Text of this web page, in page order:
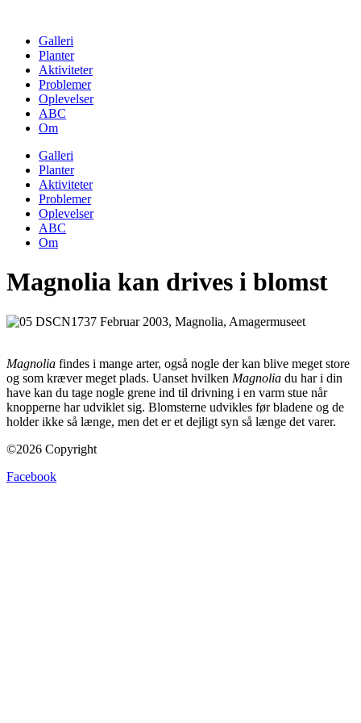
contentGalleri
Planter
Aktiviteter
Problemer
Oplevelser
ABC
Om
Galleri
Planter
Aktiviteter
Problemer
Oplevelser
ABC
Om
Magnolia kan drives i blomst
Magnolia findes i mange arter, også nogle der kan blive meget store
og som kræver meget plads. Uanset hvilken Magnolia du har i din
have kan du tage nogle grene ind til drivning i en varm stue når
knopperne har udviklet sig. Blomsterne udvikles før bladene og de
holder ikke så længe, men det er et dejligt syn så længe det varer.
©2026 Copyright
Facebook